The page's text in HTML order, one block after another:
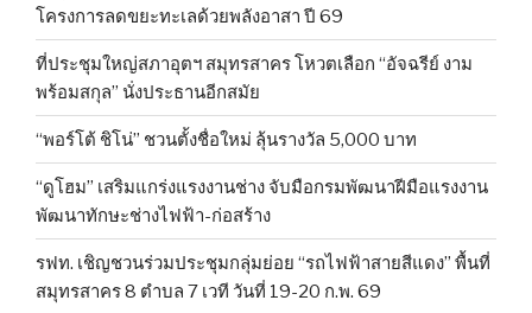
โครงการลดขยะทะเลด้วยพลังอาสา ปี 69
ที่ประชุมใหญ่สภาอุตฯ สมุทรสาคร โหวตเลือก “อัจฉรีย์ งาม
พร้อมสกุล” นั่งประธานอีกสมัย
“พอร์โต้ ชิโน่” ชวนตั้งชื่อใหม่ ลุ้นรางวัล 5,000 บาท
“ดูโฮม” เสริมแกร่งแรงงานช่าง จับมือกรมพัฒนาฝีมือแรงงาน
พัฒนาทักษะช่างไฟฟ้า-ก่อสร้าง
รฟท. เชิญชวนร่วมประชุมกลุ่มย่อย “รถไฟฟ้าสายสีแดง” พื้นที่
สมุทรสาคร 8 ตำบล 7 เวที วันที่ 19-20 ก.พ. 69